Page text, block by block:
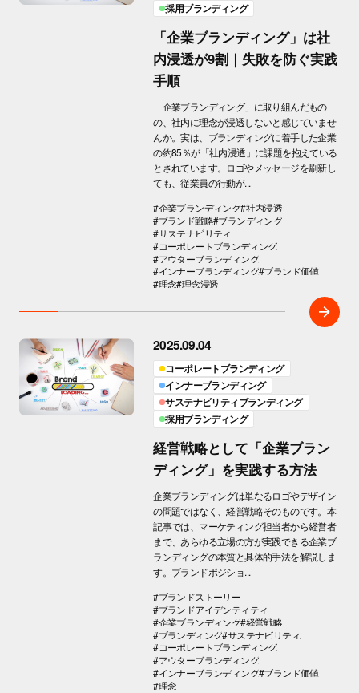
採用ブランディング
「企業ブランディング」は社
内浸透が9割｜失敗を防ぐ実践
手順
「企業ブランディング」に取り組んだもの
の、社内に理念が浸透しないと感じていませ
んか。実は、ブランディングに着手した企業
の約85％が「社内浸透」に課題を抱えている
とされています。ロゴやメッセージを刷新し
ても、従業員の行動が...
#企業ブランディング#社内浸透
#ブランド戦略#ブランディング
#サステナビリティ
#コーポレートブランディング
#アウターブランディング
#インナーブランディング#ブランド価値
#理念#理念浸透
2025.09.04
コーポレートブランディング
インナーブランディング
サステナビリティブランディング
採用ブランディング
経営戦略として「企業ブラン
ディング」を実践する方法
企業ブランディングは単なるロゴやデザイン
の問題ではなく、経営戦略そのものです。本
記事では、マーケティング担当者から経営者
まで、あらゆる立場の方が実践できる企業ブ
ランディングの本質と具体的手法を解説しま
す。ブランドポジショ...
#ブランドストーリー
#ブランドアイデンティティ
#企業ブランディング#経営戦略
#ブランディング#サステナビリティ
#コーポレートブランディング
#アウターブランディング
#インナーブランディング#ブランド価値
#理念